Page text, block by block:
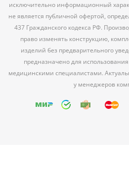
исключительно информационный
не является публичной офертой,
437 Гражданского кодекса РФ.
право изменять конструкцию,
изделий без предварительного
предназначено для
медицинскими специалистами.
у менеджеров